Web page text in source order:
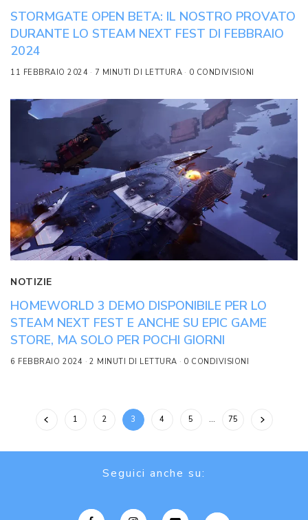
STORMGATE OPEN BETA: IL NOSTRO PROVATO
DURANTE LO STEAM NEXT FEST DI FEBBRAIO
2024
11 FEBBRAIO 2024 7 MINUTI DI LETTURA 0 CONDIVISIONI
NOTIZIE
HOMEWORLD 3 DEMO DISPONIBILE PER LO
STEAM NEXT FEST E ANCHE SU EPIC GAME
STORE, MA SOLO PER POCHI GIORNI
6 FEBBRAIO 2024 2 MINUTI DI LETTURA 0 CONDIVISIONI
1 2 3 4 5 … 75
Seguici anche su: